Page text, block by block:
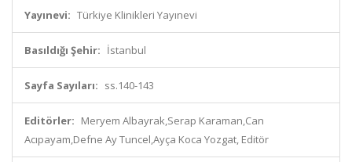
Yayınevi: Türkiye Klinikleri Yayınevi
Basıldığı Şehir: İstanbul
Sayfa Sayıları: ss.140-143
Editörler: Meryem Albayrak,Serap Karaman,Can
Acıpayam,Defne Ay Tuncel,Ayça Koca Yozgat, Editör